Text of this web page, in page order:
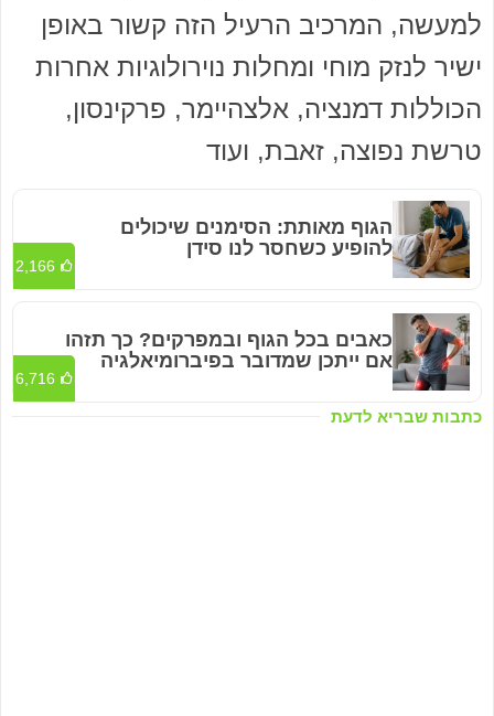
למעשה, המרכיב הרעיל הזה קשור באופן
ישיר לנזק מוחי ומחלות נוירולוגיות אחרות
הכוללות דמנציה, אלצהיימר, פרקינסון,
טרשת נפוצה, זאבת, ועוד
כתבות שבריא לדעת
הגוף מאותת: הסימנים שיכולים
להופיע כשחסר לנו סידן
2,166
כאבים בכל הגוף ובמפרקים? כך תזהו
אם ייתכן שמדובר בפיברומיאלגיה
6,716